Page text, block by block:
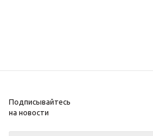
Подписывайтесь
на новости